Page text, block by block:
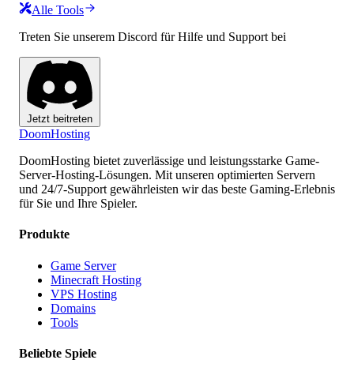
Alle Tools
Treten Sie unserem Discord für Hilfe und Support bei
Jetzt beitreten
DoomHosting
DoomHosting bietet zuverlässige und leistungsstarke Game-
Server-Hosting-Lösungen. Mit unseren optimierten Servern
und 24/7-Support gewährleisten wir das beste Gaming-Erlebnis
für Sie und Ihre Spieler.
Produkte
Game Server
Minecraft Hosting
VPS Hosting
Domains
Tools
Beliebte Spiele